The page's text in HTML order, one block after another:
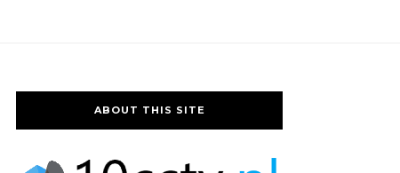
ABOUT THIS SITE